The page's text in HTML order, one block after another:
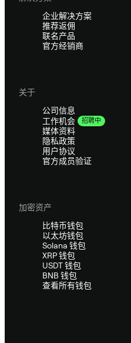
企业解决方案
推荐返佣
联名产品
官方经销商
关于
公司信息
工作机会
招聘中
媒体资料
隐私政策
用户协议
官方成员验证
加密资产
比特币钱包
以太坊钱包
Solana 钱包
XRP 钱包
USDT 钱包
BNB 钱包
查看所有钱包